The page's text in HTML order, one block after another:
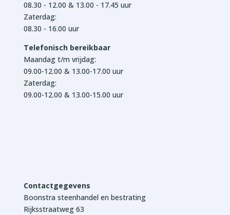
08.30 - 12.00 & 13.00 - 17.45 uur
Zaterdag:
08.30 - 16.00 uur
Telefonisch bereikbaar
Maandag t/m vrijdag:
09.00-12.00 & 13.00-17.00 uur
Zaterdag:
09.00-12.00 & 13.00-15.00 uur
Contactgegevens
Boonstra steenhandel en bestrating
Rijksstraatweg 63